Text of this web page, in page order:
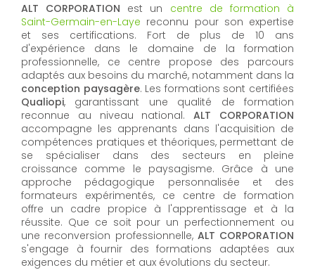
ALT CORPORATION est un centre de formation à
Saint-Germain-en-Laye reconnu pour son expertise
et ses certifications. Fort de plus de 10 ans
d'expérience dans le domaine de la formation
professionnelle, ce centre propose des parcours
adaptés aux besoins du marché, notamment dans la
conception paysagère. Les formations sont certifiées
Qualiopi, garantissant une qualité de formation
reconnue au niveau national.ALT CORPORATION
accompagne les apprenants dans l'acquisition de
compétences pratiques et théoriques, permettant de
se spécialiser dans des secteurs en pleine
croissance comme le paysagisme. Grâce à une
approche pédagogique personnalisée et des
formateurs expérimentés, ce centre de formation
offre un cadre propice à l'apprentissage et à la
réussite. Que ce soit pour un perfectionnement ou
une reconversion professionnelle,ALT CORPORATION​​​​​​​
s'engage à fournir des formations adaptées aux
exigences du métier et aux évolutions du secteur.